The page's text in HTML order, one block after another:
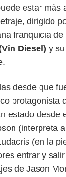
estar más
dirigido
franquicia
Diesel) y
desde que
protagonista
estado desde
(interpreta
(en la
entrar y
de Jason